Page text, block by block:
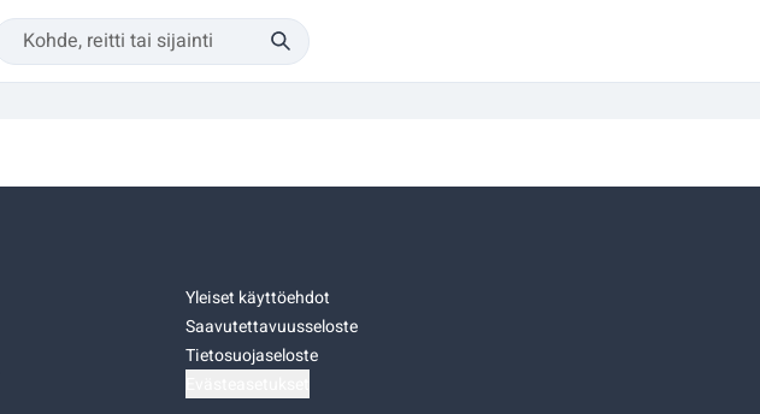
Yleiset käyttöehdot
Saavutettavuusseloste
Tietosuojaseloste